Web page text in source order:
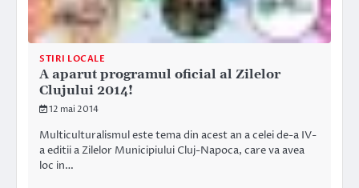
STIRI LOCALE
A aparut programul oficial al Zilelor
Clujului 2014!
12 mai 2014
Multiculturalismul este tema din acest an a celei de-a IV-
a editii a Zilelor Municipiului Cluj-Napoca, care va avea
loc in…